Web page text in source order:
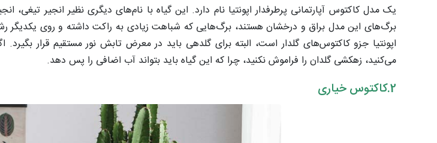
یک مدل کاکتوس آپارتمانی پرطرفدار اپونتیا نام دارد. این گیاه با نام‌های دیگری نظیر انجیر تیغی،
برگ‌های این مدل براق و درخشان هستند، برگ‌هایی که شباهت زیادی به راکت داشته و روی یکدیگر
اپونتیا جزو کاکتوس‌های گلدار است، البته برای گلدهی باید در معرض تابش نور مستقیم قرار
می‌کنید، زهکشی گلدان را فراموش نکنید، چرا که این گیاه باید بتواند آب اضافی را پس دهد.
2.کاکتوس خیاری